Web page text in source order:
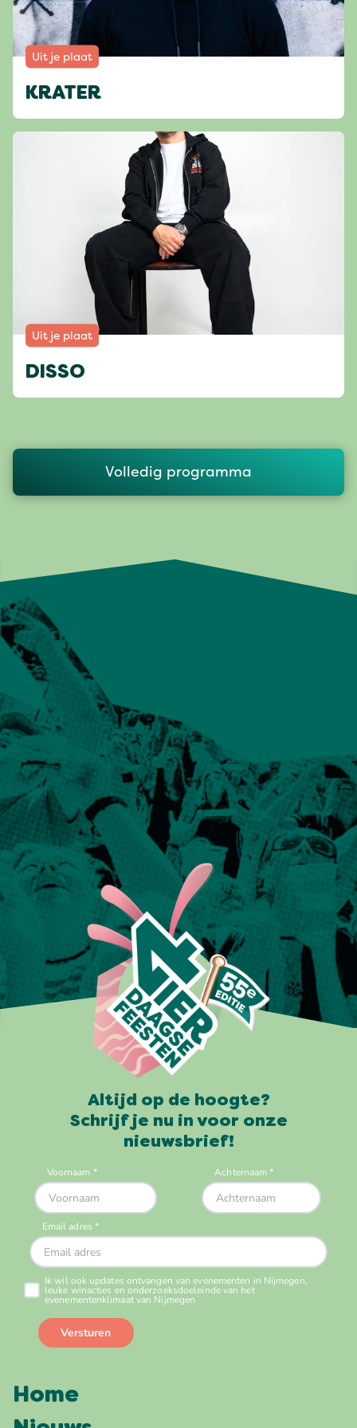
Uit je plaat
KRATER
Uit je plaat
DISSO
Volledig programma
Altijd op de hoogte?
Schrijf je nu in voor onze
nieuwsbrief!
Home